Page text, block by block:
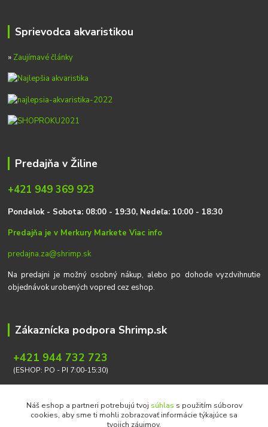
Sprievodca akvaristikou
» Zaujímavé články
Predajňa v Žiline
+421 949 369 923
Pondelok - Sobota: 08:00 - 19:30, Nedeľa: 10:00 - 18:30
Predajňa je v Merkury MarketeViac info
predajna.za@shrimp.sk
Na predajni je možný osobný nákup, alebo po dohode vyzdvihnutie
objednávok urobených vopred cez eshop.
Zákaznícka podpora Shrimp.sk
+421 944 732 723
(ESHOP: PO - PI 7:00-15:30)
Náš eshop a partneri potrebujú tvoj súhlas s použitím súborov
cookies, aby sme ti mohli zobrazovať informácie týkajúce sa
tvojich záujmov.